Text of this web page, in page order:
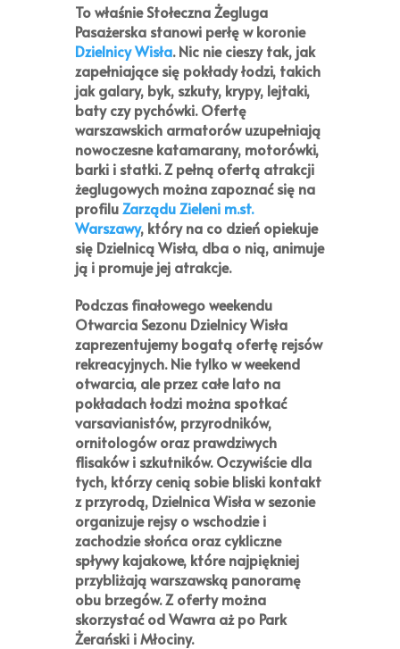
To właśnieStołeczna Żegluga
Pasażerska stanowi perłę w koronie
Dzielnicy Wisła. Nic nie cieszy tak, jak
zapełniające się pokłady łodzi, takich
jak galary, byk, szkuty, krypy, lejtaki,
baty czy pychówki. Ofertę
warszawskich armatorów uzupełniają
nowoczesne katamarany, motorówki,
barki i statki. Z pełną ofertą atrakcji
żeglugowych można zapoznać się na
profiluZarządu Zieleni m.st.
Warszawy, który na co dzień opiekuje
się Dzielnicą Wisła, dba o nią, animuje
ją i promuje jej atrakcje.
Podczasfinałowego weekendu
Otwarcia Sezonu Dzielnicy Wisła
zaprezentujemy bogatą ofertę rejsów
rekreacyjnych. Nie tylko w weekend
otwarcia, ale przez całe lato na
pokładach łodzi można spotkać
varsavianistów, przyrodników,
ornitologów oraz prawdziwych
flisaków i szkutników. Oczywiście dla
tych, którzy cenią sobie bliski kontakt
z przyrodą, Dzielnica Wisła w sezonie
organizuje rejsy o wschodzie i
zachodzie słońca oraz cykliczne
spływy kajakowe, które najpiękniej
przybliżają warszawską panoramę
obu brzegów. Z oferty można
skorzystać od Wawra aż po Park
Żerański i Młociny.